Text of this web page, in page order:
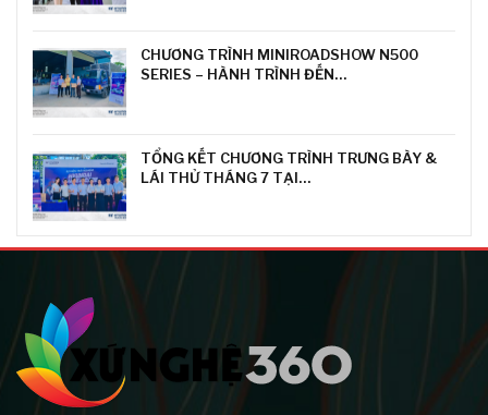
CHƯƠNG TRÌNH MINIROADSHOW N500
SERIES – HÀNH TRÌNH ĐẾN…
TỔNG KẾT CHƯƠNG TRÌNH TRƯNG BÀY &
LÁI THỬ THÁNG 7 TẠI…